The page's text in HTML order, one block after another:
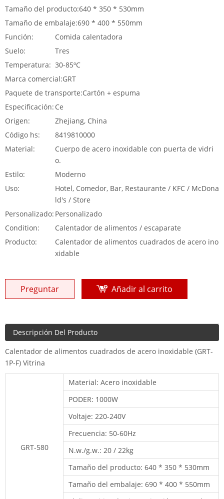
Tamaño del producto:640 * 350 * 530mm
Tamaño de embalaje:690 * 400 * 550mm
Función:
Comida calentadora
Suelo:
Tres
Temperatura: 30-85ºC
Marca comercial:GRT
Paquete de transporte:Cartón + espuma
Especificación: Ce
Origen:
Zhejiang, China
Código hs:
8419810000
Material:
Cuerpo de acero inoxidable con puerta de vidri
o.
Estilo:
Moderno
Uso:
Hotel, Comedor, Bar, Restaurante / KFC / McDona
ld's / Store
Personalizado: Personalizado
Condition:
Calentador de alimentos / escaparate
Producto:
Calentador de alimentos cuadrados de acero ino
xidable
Preguntar Añadir al carrito
Descripción Del Producto
Calentador de alimentos cuadrados de acero inoxidable (GRT-
1P-F) Vitrina
GRT-580
Material: Acero inoxidable
PODER: 1000W
Voltaje: 220-240V
Frecuencia: 50-60Hz
N.w./g.w.: 20 / 22kg
Tamaño del producto: 640 * 350 * 530mm
Tamaño del embalaje: 690 * 400 * 550mm